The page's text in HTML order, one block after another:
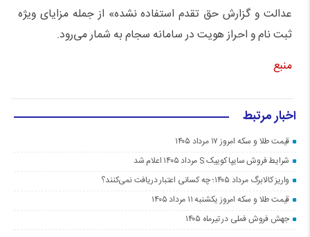
عدالت و گزارش حق تقدم استفاده نشده» از جمله مزایای ویژه
ثبت نام و احراز هویت در سامانه سجام به شمار می‌رود.
منبع
اخبار مرتبط
قیمت طلا و سکه امروز ۱۷ مرداد ۱۴۰۵
شرایط فروش سایپا کوییک S مرداد ۱۴۰۵ اعلام شد
واریز کالابرگ مرداد ۱۴۰۵؛ چه کسانی اعتبار دریافت نمی‌کنند؟
قیمت طلا و سکه امروز یکشنبه ۱۱ مرداد ۱۴۰۵
جهش فروش فملی در تیرماه ۱۴۰۵